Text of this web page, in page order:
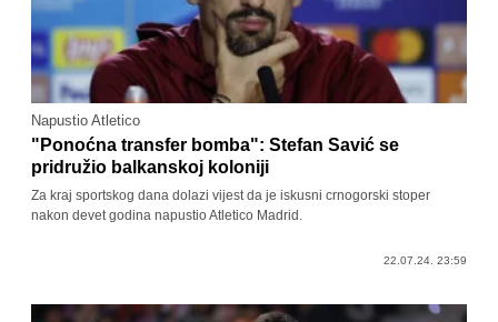
Napustio Atletico
"Ponoćna transfer bomba": Stefan Savić se
pridružio balkanskoj koloniji
Za kraj sportskog dana dolazi vijest da je iskusni crnogorski stoper
nakon devet godina napustio Atletico Madrid.
22.07.24. 23:59